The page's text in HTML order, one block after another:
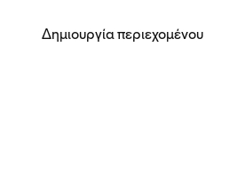
Δημιουργία περιεχομένου